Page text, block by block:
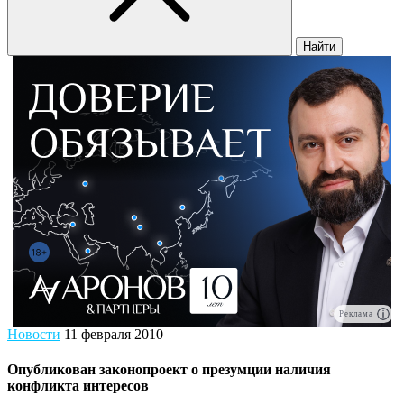
Найти
Реклама
Новости 11 февраля 2010
Опубликован законопроект о презумции наличия
конфликта интересов